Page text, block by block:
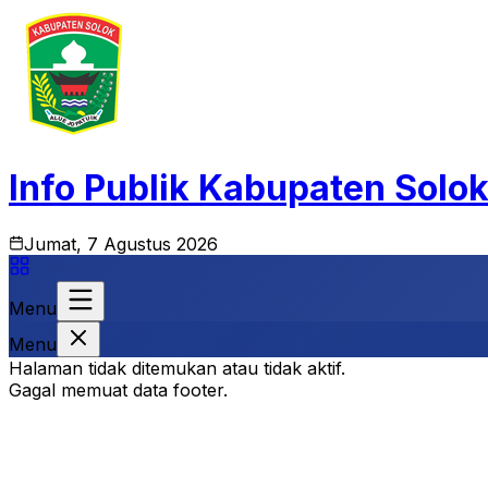
Info Publik Kabupaten Solok
Jumat, 7 Agustus 2026
Menu
Menu
Halaman tidak ditemukan atau tidak aktif.
Gagal memuat data footer.